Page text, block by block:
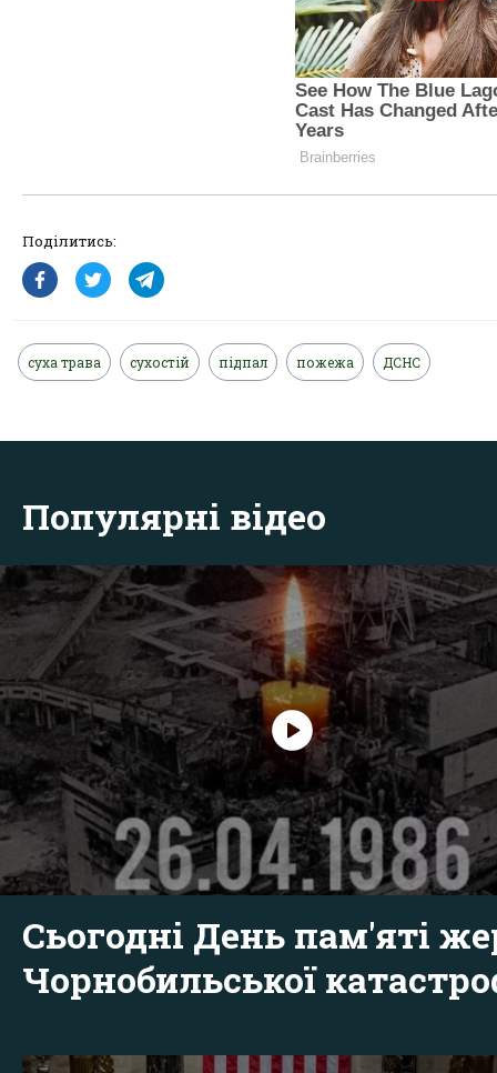
Поділитись:
суха трава сухостій підпал пожежа ДСНС
Популярні відео
Сьогодні День пам'яті
Чорнобильської